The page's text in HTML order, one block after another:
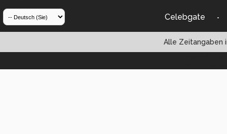
Celebgate -
Alle Zeitangaben